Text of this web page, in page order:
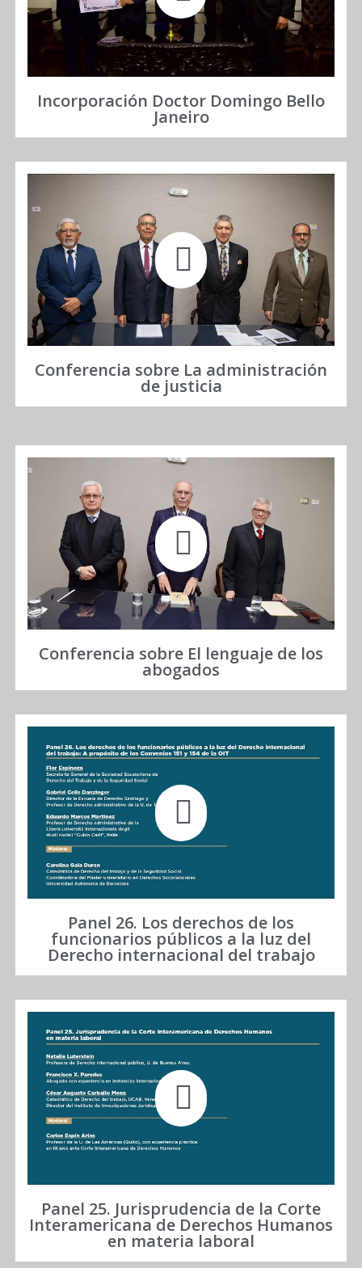
Incorporación Doctor Domingo Bello
Janeiro
Conferencia sobre La administración
de justicia
Conferencia sobre El lenguaje de los
abogados
Panel 26. Los derechos de los
funcionarios públicos a la luz del
Derecho internacional del trabajo
Panel 25. Jurisprudencia de la Corte
Interamericana de Derechos Humanos
en materia laboral